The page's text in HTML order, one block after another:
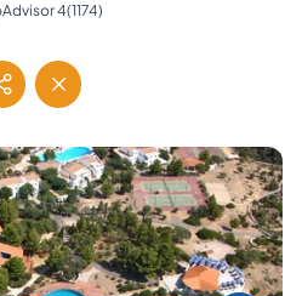
(1174)